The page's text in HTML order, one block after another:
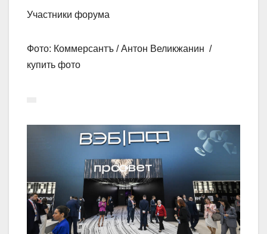
Участники форума
Фото: Коммерсантъ / Антон Великжанин /
купить фото